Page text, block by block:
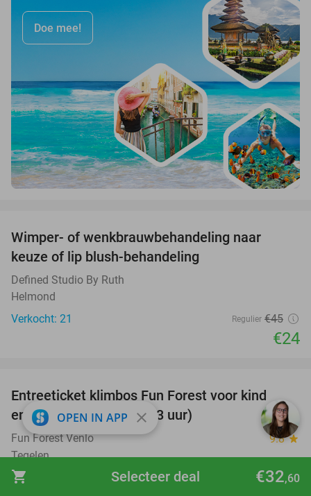
shopping_cart €32,60
Selecteer deal
Doe mee!
Wimper- of wenkbrauwbehandeling naar
keuze of lip blush-behandeling
Defined Studio By Ruth
Helmond
Verkocht: 21
Regulier €45
€24
20%
Entreeticket klimbos Fun Forest voor kind
en/of volwassene (2 of 3 uur)
Fun Forest Venlo 9.8star
Tegelen
Verkocht: 2.251
Regulier €20
OPEN IN APP close